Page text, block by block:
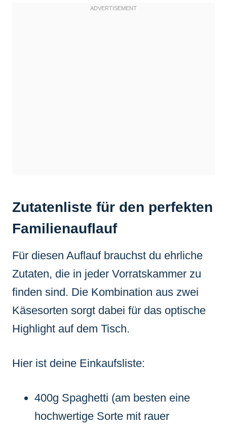
Zutatenliste für den perfekten
Familienauflauf
Für diesen Auflauf brauchst du ehrliche
Zutaten, die in jeder Vorratskammer zu
finden sind. Die Kombination aus zwei
Käsesorten sorgt dabei für das optische
Highlight auf dem Tisch.
Hier ist deine Einkaufsliste:
400g Spaghetti (am besten eine
hochwertige Sorte mit rauer